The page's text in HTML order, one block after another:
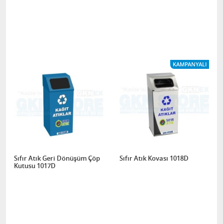
Sıfır Atık Geri Dönüşüm Çöp
Kutusu 1017D
KAMPANYALI
Sıfır Atık Kovası 1018D